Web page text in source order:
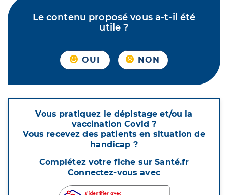
Le contenu proposé vous a-t-il été
utile ?
OUI NON
Vous pratiquez le dépistage et/ou la
vaccination Covid ?
Vous recevez des patients en situation de
handicap ?
Complétez votre fiche sur Santé.fr
Connectez-vous avec